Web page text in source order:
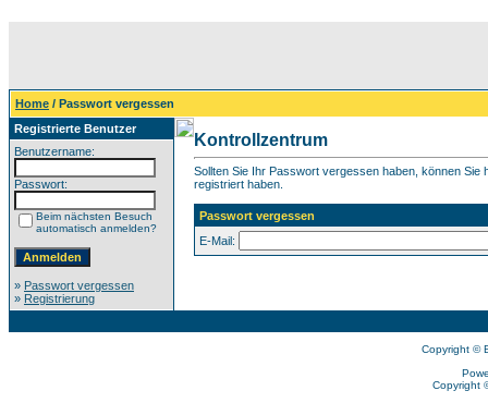
Home / Passwort vergessen
Registrierte Benutzer
Benutzername:
Passwort:
Beim nächsten Besuch
automatisch anmelden?
» Passwort vergessen
» Registrierung
Kontrollzentrum
Sollten Sie Ihr Passwort vergessen haben, können
registriert haben.
Passwort vergessen
E-Mail:
Copyright ©
Copyright